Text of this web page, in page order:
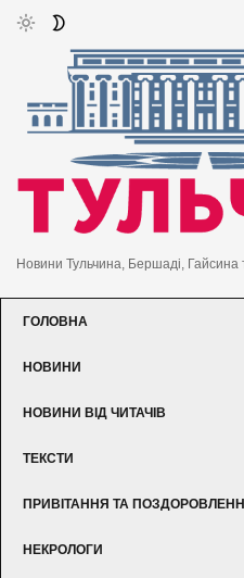
Новини Тульчина, Бершаді, Гайсина
ГОЛОВНА
НОВИНИ
НОВИНИ ВІД ЧИТАЧІВ
ТЕКСТИ
ПРИВІТАННЯ ТА
НЕКРОЛОГИ